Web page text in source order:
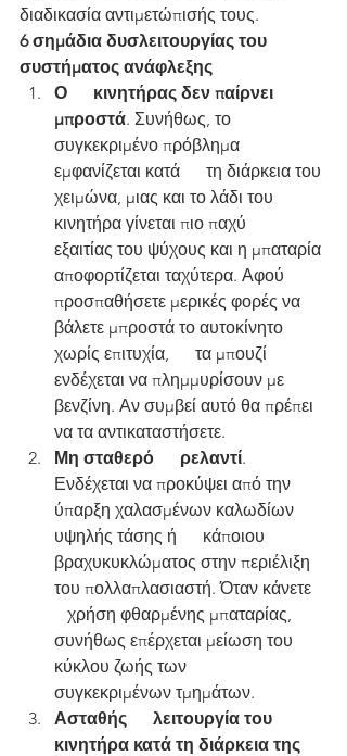
διαδικασία αντιμετώπισής τους.
6 σημάδια δυσλειτουργίας του
συστήματος ανάφλεξης
Ο      κινητήρας δεν παίρνει
μπροστά. Συνήθως, το
συγκεκριμένο πρόβλημα
εμφανίζεται κατά      τη διάρκεια του
χειμώνα, μιας και το λάδι του
κινητήρα γίνεται πιο παχύ
εξαιτίας του ψύχους και η μπαταρία
αποφορτίζεται ταχύτερα. Αφού
προσπαθήσετε μερικές φορές να
βάλετε μπροστά το αυτοκίνητο
χωρίς επιτυχία,      τα μπουζί
ενδέχεται να πλημμυρίσουν με
βενζίνη. Αν συμβεί αυτό θα πρέπει
να τα αντικαταστήσετε.
Μη σταθερό      ρελαντί.
Ενδέχεται να προκύψει από την
ύπαρξη χαλασμένων καλωδίων
υψηλής τάσης ή      κάποιου
βραχυκυκλώματος στην περιέλιξη
του πολλαπλασιαστή. Όταν κάνετε
   χρήση φθαρμένης μπαταρίας,
συνήθως επέρχεται μείωση του
κύκλου ζωής των
συγκεκριμένων τμημάτων.
Ασταθής      λειτουργία του
κινητήρα κατά τη διάρκεια της